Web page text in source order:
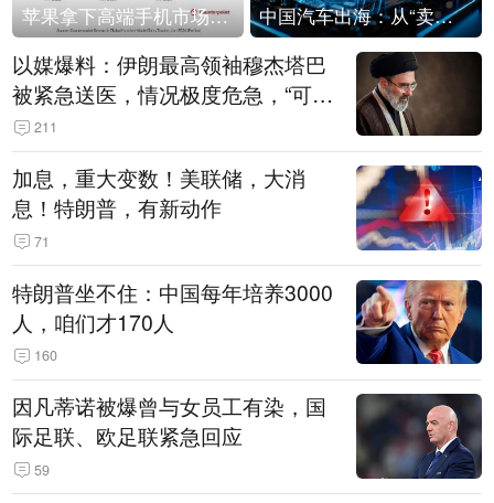
苹果拿下高端手机市场65%的份额：iPhone 17系列功不可没 中国汽车出海：从“卖出去”到“走进去”
以媒爆料：伊朗最高领袖穆杰塔巴
被紧急送医，情况极度危急，“可能
随时会死去”
211
加息，重大变数！美联储，大消
息！特朗普，有新动作
71
特朗普坐不住：中国每年培养3000
人，咱们才170人
160
因凡蒂诺被爆曾与女员工有染，国
际足联、欧足联紧急回应
59